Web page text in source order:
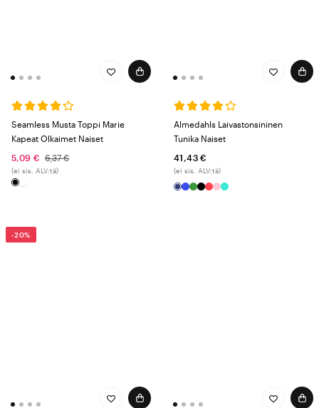
Seamless Musta Toppi Marie
Kapeat Olkaimet Naiset
5,09 €
6,37 €
(ei sis. ALV:tä)
Almedahls Laivastonsininen
Tunika Naiset
41,43 €
(ei sis. ALV:tä)
-20%